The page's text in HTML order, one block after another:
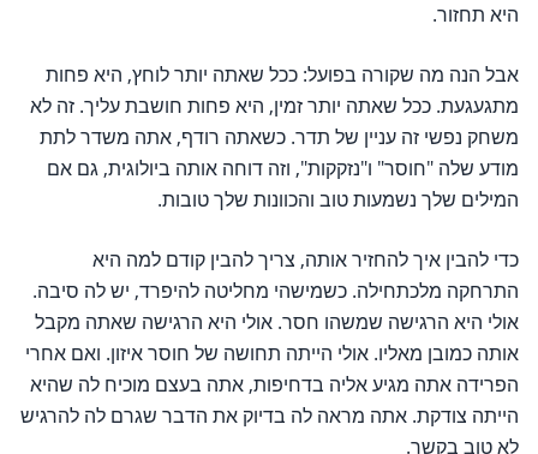
היא תחזור.
אבל הנה מה שקורה בפועל: ככל שאתה יותר לוחץ, היא פחות
מתגעגעת. ככל שאתה יותר זמין, היא פחות חושבת עליך. זה לא
משחק נפשי זה עניין של תדר. כשאתה רודף, אתה משדר לתת
מודע שלה "חוסר" ו"נזקקות", וזה דוחה אותה ביולוגית, גם אם
המילים שלך נשמעות טוב והכוונות שלך טובות.
כדי להבין איך להחזיר אותה, צריך להבין קודם למה היא
התרחקה מלכתחילה. כשמישהי מחליטה להיפרד, יש לה סיבה.
אולי היא הרגישה שמשהו חסר. אולי היא הרגישה שאתה מקבל
אותה כמובן מאליו. אולי הייתה תחושה של חוסר איזון. ואם אחרי
הפרידה אתה מגיע אליה בדחיפות, אתה בעצם מוכיח לה שהיא
הייתה צודקת. אתה מראה לה בדיוק את הדבר שגרם לה להרגיש
לא טוב בקשר.